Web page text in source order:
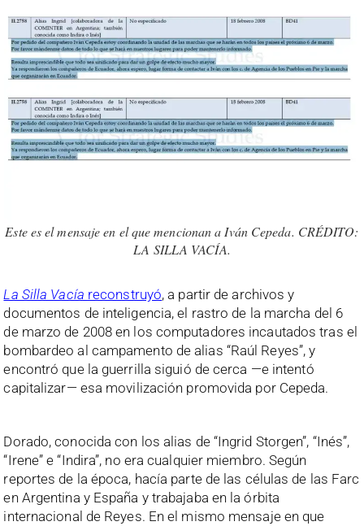
Este es el mensaje en el que mencionan a Iván Cepeda. CRÉDITO:
LA SILLA VACÍA.
La Silla Vacía reconstruyó, a partir de archivos y
documentos de inteligencia, el rastro de la marcha del 6
de marzo de 2008 en los computadores incautados tras el
bombardeo al campamento de alias “Raúl Reyes”, y
encontró que la guerrilla siguió de cerca —e intentó
capitalizar— esa movilización promovida por Cepeda.
Dorado, conocida con los alias de “Ingrid Storgen”, “Inés”,
“Irene” e “Indira”, no era cualquier miembro. Según
reportes de la época, hacía parte de las células de las Farc
en Argentina y España y trabajaba en la órbita
internacional de Reyes. En el mismo mensaje en que